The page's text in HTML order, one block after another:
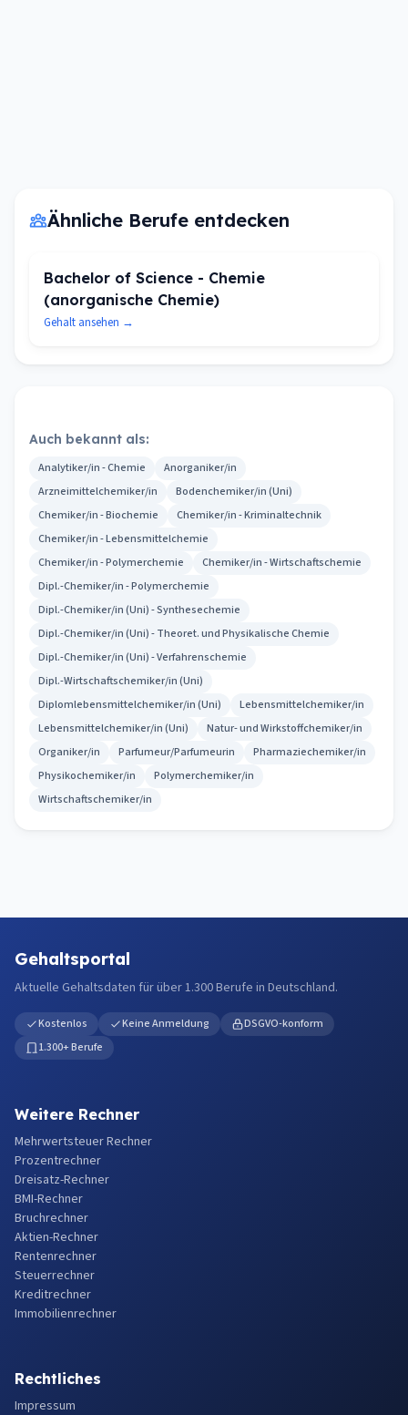
Ähnliche Berufe entdecken
Bachelor of Science - Chemie
(anorganische Chemie)
Gehalt ansehen →
Auch bekannt als:
Analytiker/in - Chemie
Anorganiker/in
Arzneimittelchemiker/in
Bodenchemiker/in (Uni)
Chemiker/in - Biochemie
Chemiker/in - Kriminaltechnik
Chemiker/in - Lebensmittelchemie
Chemiker/in - Polymerchemie
Chemiker/in - Wirtschaftschemie
Dipl.-Chemiker/in - Polymerchemie
Dipl.-Chemiker/in (Uni) - Synthesechemie
Dipl.-Chemiker/in (Uni) - Theoret. und Physikalische Chemie
Dipl.-Chemiker/in (Uni) - Verfahrenschemie
Dipl.-Wirtschaftschemiker/in (Uni)
Diplomlebensmittelchemiker/in (Uni)
Lebensmittelchemiker/in
Lebensmittelchemiker/in (Uni)
Natur- und Wirkstoffchemiker/in
Organiker/in
Parfumeur/Parfumeurin
Pharmaziechemiker/in
Physikochemiker/in
Polymerchemiker/in
Wirtschaftschemiker/in
Gehaltsportal
Aktuelle Gehaltsdaten für über 1.300 Berufe in Deutschland.
Kostenlos Keine Anmeldung
DSGVO-konform
1.300+ Berufe
Weitere Rechner
Mehrwertsteuer Rechner
Prozentrechner
Dreisatz-Rechner
BMI-Rechner
Bruchrechner
Aktien-Rechner
Rentenrechner
Steuerrechner
Kreditrechner
Immobilienrechner
Rechtliches
Impressum